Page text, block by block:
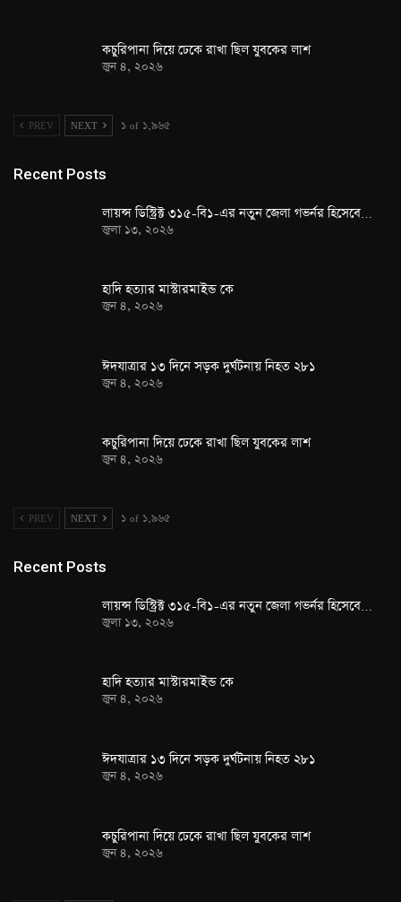
কচুরিপানা দিয়ে ঢেকে রাখা ছিল যুবকের লাশ
জুন ৪, ২০২৬
PREV NEXT ১ of ১,৯৬৫
Recent Posts
লায়ন্স ডিস্ট্রিক্ট ৩১৫-বি১-এর নতুন জেলা গভর্নর হিসেবে…
জুলা ১৩, ২০২৬
হাদি হত্যার মাস্টারমাইন্ড কে
জুন ৪, ২০২৬
ঈদযাত্রার ১৩ দিনে সড়ক দুর্ঘটনায় নিহত ২৮১
জুন ৪, ২০২৬
কচুরিপানা দিয়ে ঢেকে রাখা ছিল যুবকের লাশ
জুন ৪, ২০২৬
PREV NEXT ১ of ১,৯৬৫
Recent Posts
লায়ন্স ডিস্ট্রিক্ট ৩১৫-বি১-এর নতুন জেলা গভর্নর হিসেবে…
জুলা ১৩, ২০২৬
হাদি হত্যার মাস্টারমাইন্ড কে
জুন ৪, ২০২৬
ঈদযাত্রার ১৩ দিনে সড়ক দুর্ঘটনায় নিহত ২৮১
জুন ৪, ২০২৬
কচুরিপানা দিয়ে ঢেকে রাখা ছিল যুবকের লাশ
জুন ৪, ২০২৬